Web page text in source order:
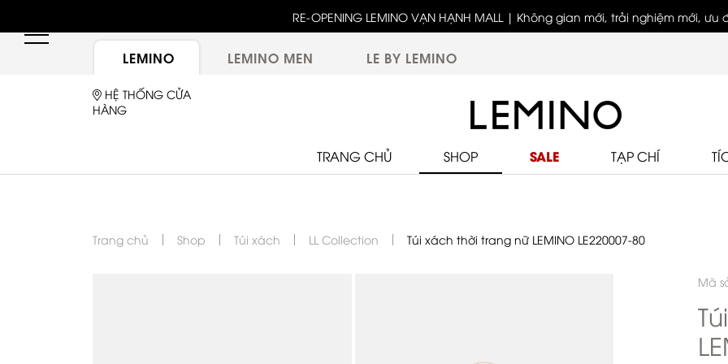
túi LEMINO với logo Double L mới sau một thập kỷ
RE-OPENING LEMINO VẠN HẠNH MALL | Không gian mới, trải nghiệm mới, ưu
biệt
LEMINO LEMINO MEN LE BY LEMINO
HỆ THỐNG CỬA
HÀNG
TRANG CHỦ SHOP SALE TẠP CHÍ
Trang chủ Shop Túi xách LL Collection Túi xách thời trang nữ LEMINO LE220007-80
Mã